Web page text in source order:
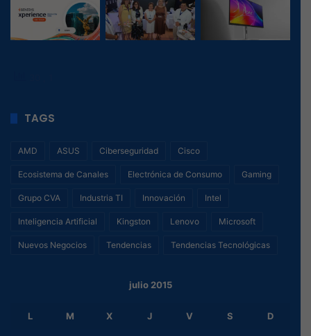
TAGS
AMD ASUS Ciberseguridad Cisco
Ecosistema de Canales Electrónica de Consumo Gaming
Grupo CVA Industria TI Innovación Intel
Inteligencia Artificial Kingston Lenovo Microsoft
Nuevos Negocios Tendencias Tendencias Tecnológicas
julio 2015
L M X J V S D